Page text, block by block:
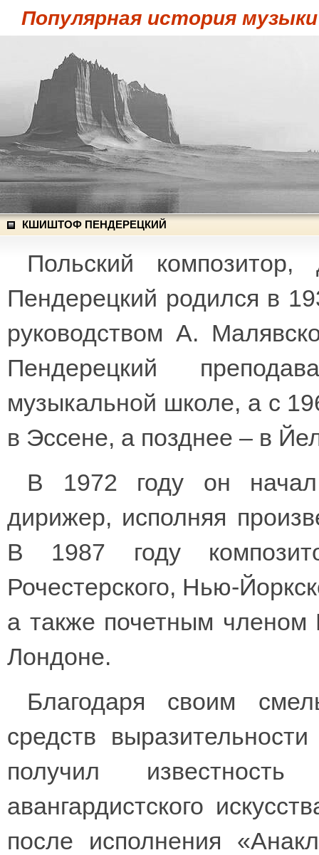
Популярная история музыки
КШИШТОФ ПЕНДЕРЕЦКИЙ
Польский
Пендерецкий родился в
руководством А.
Пендерецкий
музыкальной школе, а с
в Эссене, а позднее – в
В 1972 году он начал
дирижер, исполняя
В 1987 году
Рочестерского, Нью-
а также почетным членом
Лондоне.
Благодаря своим
средств
получил
авангардистского
после исполнения